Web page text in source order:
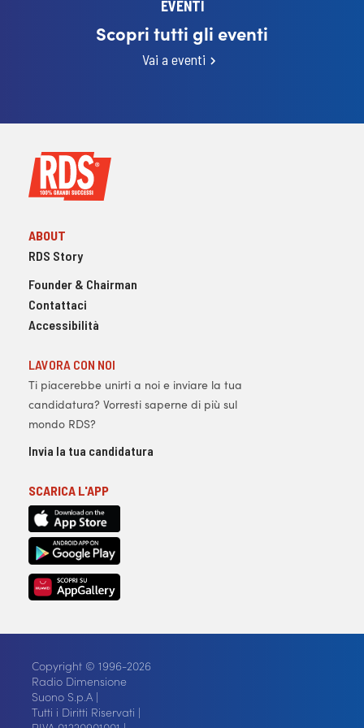
EVENTI
Scopri tutti gli eventi
Vai a eventi
ABOUT
RDS Story
Founder & Chairman
Contattaci
Accessibilità
LAVORA CON NOI
Ti piacerebbe unirti a noi e inviare la tua
candidatura? Vorresti saperne di più sul
mondo RDS?
Invia la tua candidatura
SCARICA L'APP
Copyright © 1996-2026
Radio Dimensione
Suono S.p.A |
Tutti i Diritti Riservati |